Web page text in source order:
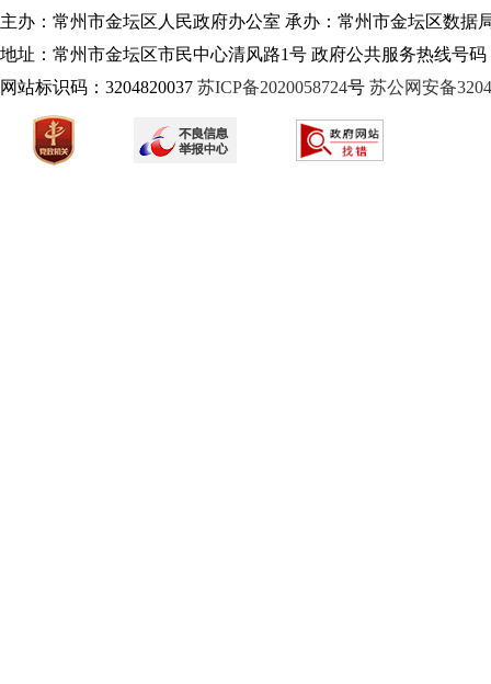
主办：常州市金坛区人民政府办公室 承办：常州市金坛区数据
地址：常州市金坛区市民中心清风路1号 政府公共服务热线号码
网站标识码：3204820037 苏ICP备2020058724号 苏公网安备